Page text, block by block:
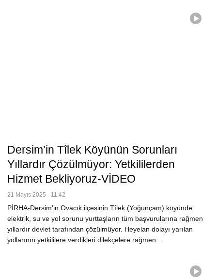
Dersim’in Tîlek Köyünün Sorunları
Yıllardır Çözülmüyor: Yetkililerden
Hizmet Bekliyoruz-VİDEO
21 Mayıs 2025 - 11:42
PİRHA-Dersim’in Ovacık ilçesinin Tîlek (Yoğunçam) köyünde
elektrik, su ve yol sorunu yurttaşların tüm başvurularına rağmen
yıllardır devlet tarafından çözülmüyor. Heyelan dolayı yarılan
yollarının yetkililere verdikleri dilekçelere rağmen…